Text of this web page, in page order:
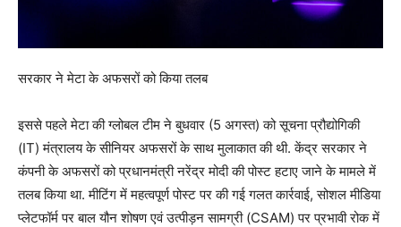
सरकार ने मेटा के अफसरों को किया तलब
इससे पहले मेटा की ग्लोबल टीम ने बुधवार (5 अगस्त) को सूचना प्रौद्योगिकी
(IT) मंत्रालय के सीनियर अफसरों के साथ मुलाकात की थी. केंद्र सरकार ने
कंपनी के अफसरों को प्रधानमंत्री नरेंद्र मोदी की पोस्ट हटाए जाने के मामले में
तलब किया था. मीटिंग में महत्वपूर्ण पोस्ट पर की गई गलत कार्रवाई, सोशल मीडिया
प्लेटफॉर्म पर बाल यौन शोषण एवं उत्पीड़न सामग्री (CSAM) पर प्रभावी रोक में